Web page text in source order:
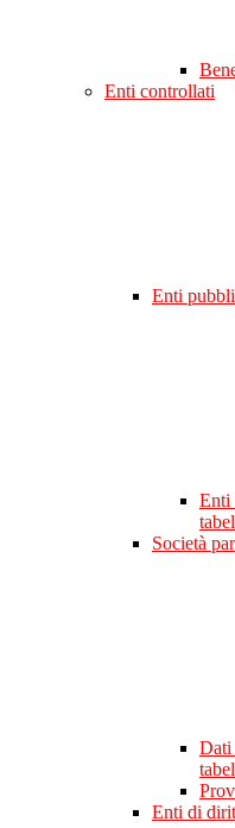
Enti controllati
Enti
Enti
Società
Dati
Enti di